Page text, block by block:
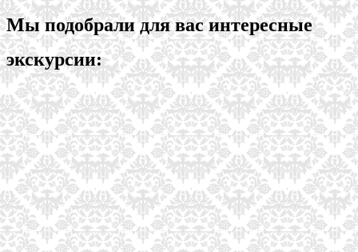
Мы подобрали для вас интересные
экскурсии: